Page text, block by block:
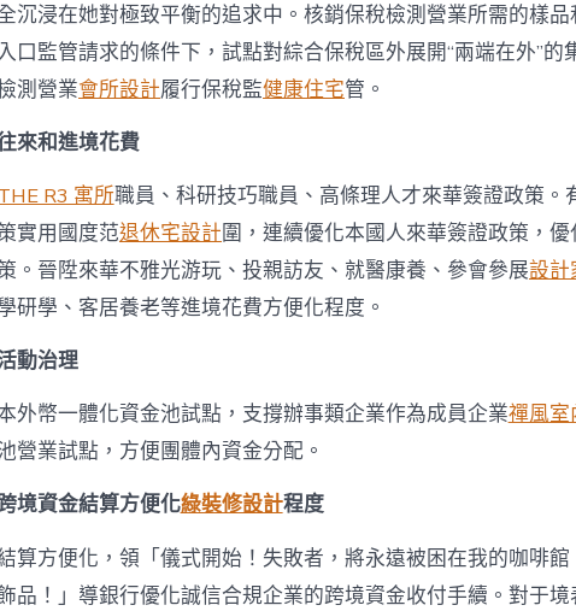
沉浸在她對極致平衡的追求中。核銷保稅檢測營業所需的樣品
口監管請求的條件下，試點對綜合保稅區外展開“兩端在外”的
測營業會所設計履行保稅監健康住宅管。
來和進境花費
R3 寓所職員、科研技巧職員、高條理人才來華簽證政策。
實用國度范退休宅設計圍，連續優化本國人來華簽證政策，優
。晉陞來華不雅光游玩、投親訪友、就醫康養、參會參展設計
研學、客居養老等進境花費方便化程度。
動治理
外幣一體化資金池試點，支撐辦事類企業作為成員企業禪風室
營業試點，方便團體內資金分配。
境資金結算方便化綠裝修設計程度
算方便化，領「儀式開始！失敗者，將永遠被困在我的咖啡館
品！」導銀行優化誠信合規企業的跨境資金收付手續。對于境